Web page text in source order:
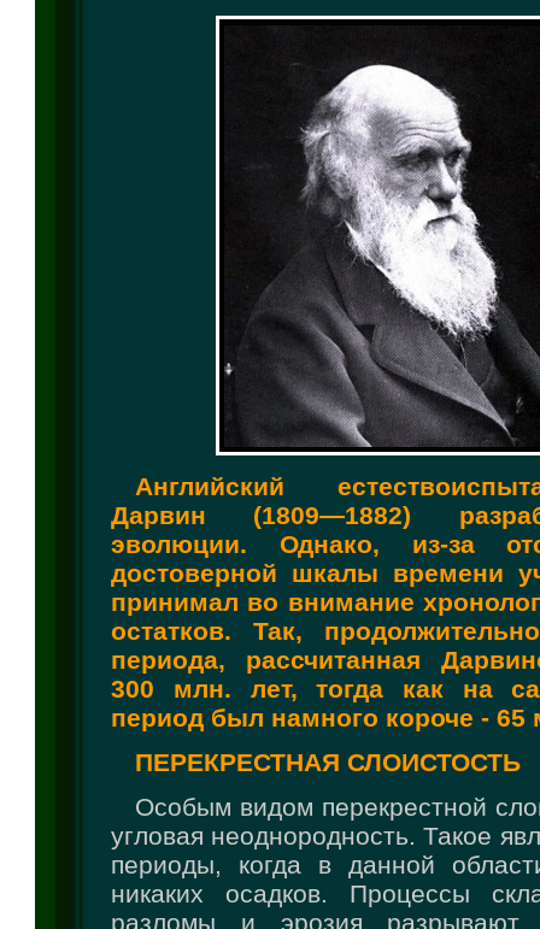
Английский
Дарвин (1809—1882)
эволюции. Однако, из-за
достоверной шкалы времени
принимал во внимание
остатков. Так,
периода, рассчитанная
300 млн. лет, тогда как на
период был намного короче - 65
ПЕРЕКРЕСТНАЯ СЛОИСТОСТЬ
Особым видом перекрестной
угловая неоднородность. Такое
периоды, когда в данной
никаких осадков. Процессы
разломы и эрозия разрывают